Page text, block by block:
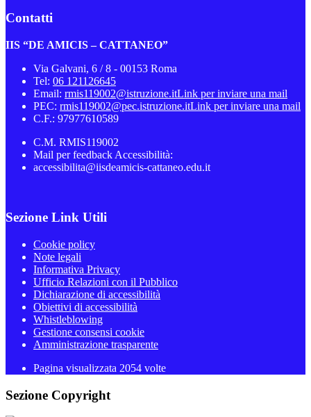
Contatti
IIS “DE AMICIS – CATTANEO”
Via Galvani, 6 / 8 - 00153 Roma
Tel: 06 121126645
Email: rmis119002@istruzione.itLink per inviare una mail
PEC: rmis119002@pec.istruzione.itLink per inviare una mail
C.F.: 97977610589
C.M. RMIS119002
Mail per feedback Accessibilità:
accessibilita@iisdeamicis-cattaneo.edu.it
Sezione Link Utili
Cookie policy
Note legali
Informativa Privacy
Ufficio Relazioni con il Pubblico
Dichiarazione di accessibilità
Obiettivi di accessibilità
Whistleblowing
Gestione consensi cookie
Amministrazione trasparente
Pagina visualizzata 2054 volte
Sezione Copyright